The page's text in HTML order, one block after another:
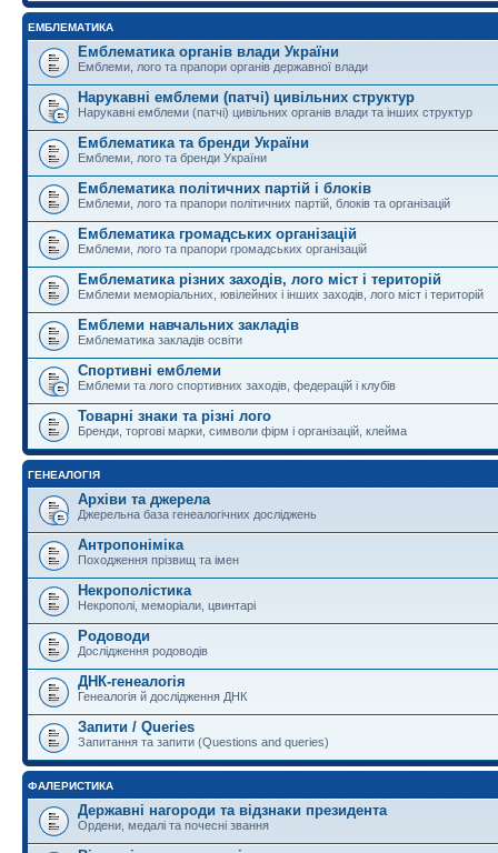
ЕМБЛЕМАТИКА
Емблематика органів влади України
Емблеми, лого та прапори органів державної влади
Нарукавні емблеми (патчі) цивільних структур
Нарукавні емблеми (патчі) цивільних органів влади та інших структур
Емблематика та бренди України
Емблеми, лого та бренди України
Емблематика політичних партій і блоків
Емблеми, лого та прапори політичних партій, блоків та організацій
Емблематика громадських організацій
Емблеми, лого та прапори громадських організацій
Емблематика різних заходів, лого міст і територій
Емблеми меморіальних, ювілейних і інших заходів, лого міст і територій
Емблеми навчальних закладів
Емблематика закладів освіти
Спортивні емблеми
Емблеми та лого спортивних заходів, федерацій і клубів
Товарні знаки та різні лого
Бренди, торгові марки, символи фірм і організацій, клейма
ГЕНЕАЛОГІЯ
Архіви та джерела
Джерельна база генеалогічних досліджень
Антропоніміка
Походження прізвищ та імен
Некрополістика
Некрополі, меморіали, цвинтарі
Родоводи
Дослідження родоводів
ДНК-генеалогія
Генеалогія й дослідження ДНК
Запити / Queries
Запитання та запити (Questions and queries)
ФАЛЕРИСТИКА
Державні нагороди та відзнаки президента
Ордени, медалі та почесні звання